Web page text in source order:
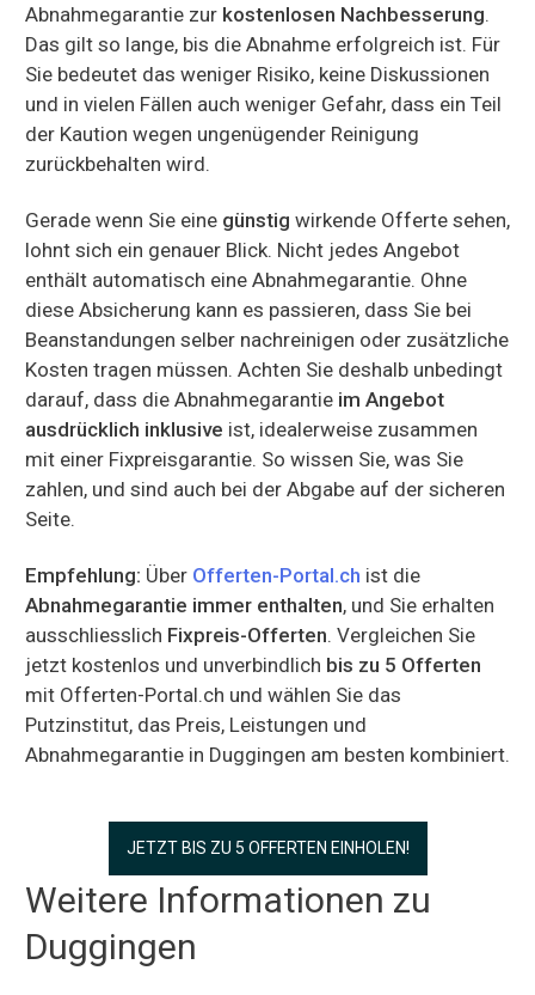
Abnahmegarantie zur kostenlosen Nachbesserung.
Das gilt so lange, bis die Abnahme erfolgreich ist. Für
Sie bedeutet das weniger Risiko, keine Diskussionen
und in vielen Fällen auch weniger Gefahr, dass ein Teil
der Kaution wegen ungenügender Reinigung
zurückbehalten wird.
Gerade wenn Sie eine günstig wirkende Offerte sehen,
lohnt sich ein genauer Blick. Nicht jedes Angebot
enthält automatisch eine Abnahmegarantie. Ohne
diese Absicherung kann es passieren, dass Sie bei
Beanstandungen selber nachreinigen oder zusätzliche
Kosten tragen müssen. Achten Sie deshalb unbedingt
darauf, dass die Abnahmegarantie im Angebot
ausdrücklich inklusive ist, idealerweise zusammen
mit einer Fixpreisgarantie. So wissen Sie, was Sie
zahlen, und sind auch bei der Abgabe auf der sicheren
Seite.
Empfehlung: Über Offerten-Portal.ch ist die
Abnahmegarantie immer enthalten, und Sie erhalten
ausschliesslich Fixpreis-Offerten. Vergleichen Sie
jetzt kostenlos und unverbindlich bis zu 5 Offerten
mit Offerten-Portal.ch und wählen Sie das
Putzinstitut, das Preis, Leistungen und
Abnahmegarantie in Duggingen am besten kombiniert.
JETZT BIS ZU 5 OFFERTEN EINHOLEN!
Weitere Informationen zu
Duggingen